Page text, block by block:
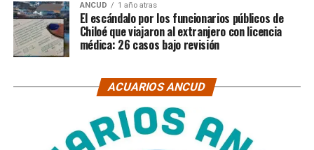
ANCUD 1 año atras
El escándalo por los funcionarios públicos de
Chiloé que viajaron al extranjero con licencia
médica: 26 casos bajo revisión
ACUARIOS ANCUD